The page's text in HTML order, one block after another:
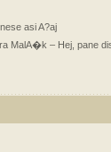
asi A?aj
MalA�k – Hej, pane